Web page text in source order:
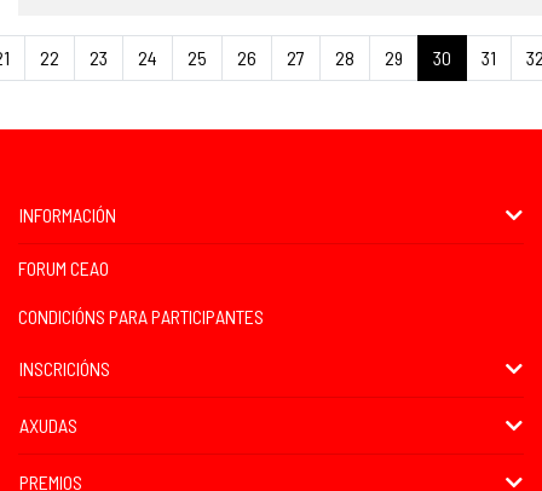
22 23 24 25 26 27 28 29 30 31
INFORMACIÓN
FORUM CEAO
CONDICIÓNS PARA PARTICIPANTES
INSCRICIÓNS
AXUDAS
PREMIOS